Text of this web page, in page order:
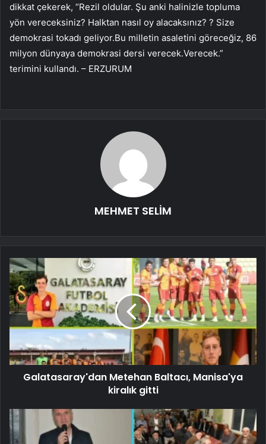
dikkat çekerek, “Rezil oldular. Şu anki halinizle topluma
yön vereceksiniz? Halktan nasıl oy alacaksınız? ? Size
demokrasi tokadı geliyor.Bu milletin asaletini göreceğiz, 86
milyon dünyaya demokrasi dersi verecek.Verecek.”
terimini kullandı. – ERZURUM
MEHMET SELİM
Galatasaray'dan Metehan Baltacı, Manisa'ya
kiralık gitti